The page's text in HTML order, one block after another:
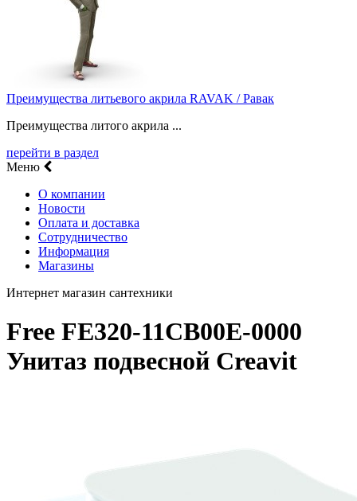
Преимущества литьевого акрила RAVAK / Равак
Преимущества литого акрила ...
перейти в раздел
Меню
О компании
Новости
Оплата и доставка
Сотрудничество
Информация
Магазины
Интернет магазин сантехники
Free FE320-11CB00E-0000
Унитаз подвесной Creavit